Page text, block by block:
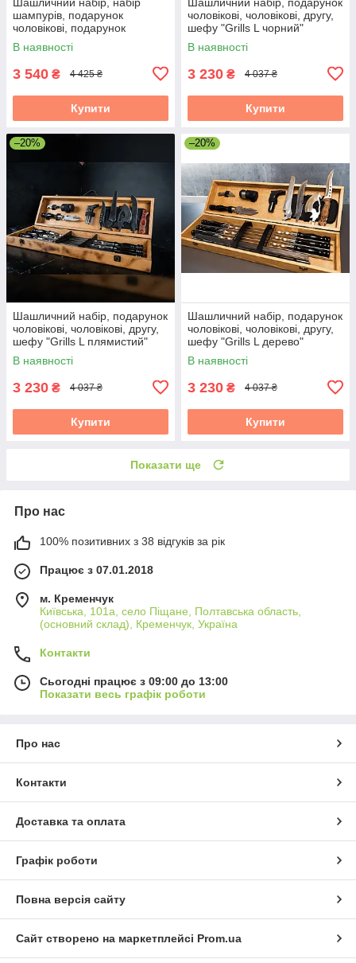
шампурів, подарунок
чоловікові, подарунок
чоловікові "Grills G6"
В наявності
3 540 ₴ 4 425 ₴
Купити
чоловікові, чоловікові, другу,
шефу "Grills L чорний"
В наявності
3 230 ₴ 4 037 ₴
Купити
–20%
Шашличний набір, подарунок
чоловікові, чоловікові, другу,
шефу "Grills L плямистий"
В наявності
3 230 ₴ 4 037 ₴
Купити
–20%
Шашличний набір, подарунок
чоловікові, чоловікові, другу,
шефу "Grills L дерево"
В наявності
3 230 ₴ 4 037 ₴
Купити
Показати ще
Про нас
100% позитивних з 38 відгуків за рік
Працює з 07.01.2018
м. Кременчук
Київська, 101а, село Піщане, Полтавська область,
(основний склад), Кременчук, Україна
Контакти
Сьогодні працює з 09:00 до 13:00
Показати весь графік роботи
Про нас
Контакти
Доставка та оплата
Графік роботи
Повна версія сайту
Сайт створено на маркетплейсі Prom.ua